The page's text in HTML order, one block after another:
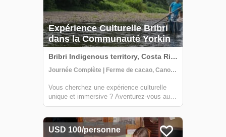
Expérience Culturelle Bribri
dans la Communauté Yorkin
Bribri Indigenous territory, Costa Rica
Journée Complète | Ferme de cacao, Canoë, Visite communautaire
Vous cherchez une expérience culturelle
unique et immersive ? Aventurez-vous au
cœur du territoire indigène Talamanca dans
départ de la ville de Bambú, vous ferez un
voyage en pirogue traditionnelle ve...
USD 100/personne